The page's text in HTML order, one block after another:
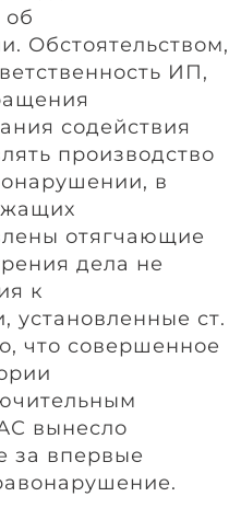
об
Обстоятельством,
ИП,
содействия
производство
в
отягчающие
дела не
к
установленные ст.
что совершенное
вынесло
за впервые